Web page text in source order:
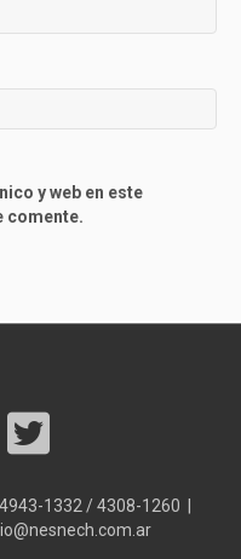
y web en este
comente.
1332 / 4308-1260 |